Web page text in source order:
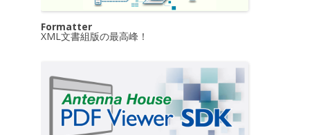
Formatter
XML文書組版の最高峰！